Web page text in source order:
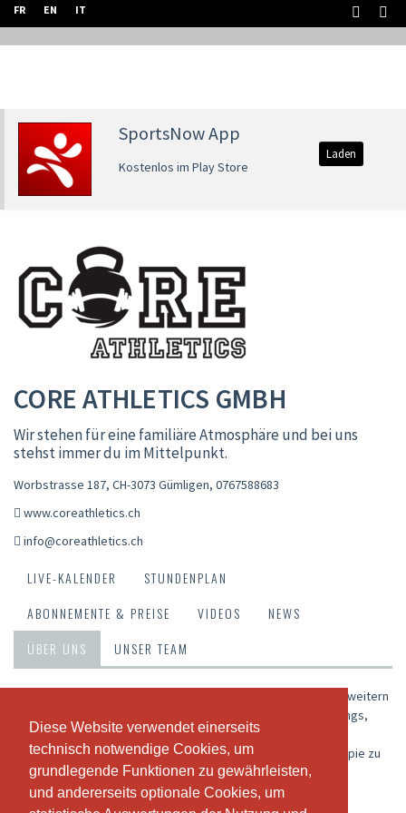
Diese Website verwendet einerseits
technisch notwendige Cookies, um
grundlegende Funktionen zu gewährleisten,
und andererseits optionale Cookies, um
Diese Website verwendet einerseits
technisch notwendige Cookies, um
grundlegende Funktionen zu gewährleisten,
und andererseits optionale Cookies, um
FR EN IT
SportsNow App
Kostenlos im Play Store
Laden
CORE ATHLETICS GMBH
Wir stehen für eine familiäre Atmosphäre und bei uns
stehst immer du im Mittelpunkt.
Worbstrasse 187, CH-3073 Gümligen, 0767588683
www.coreathletics.ch
info@coreathletics.ch
LIVE-KALENDER
STUNDENPLAN
ABONNEMENTE & PREISE
VIDEOS
NEWS
ÜBER UNS
UNSER TEAM
Wir erhalten und fördern deine Gesundheit und Fitness und erweitern
gezielt deine Leistungsfähigkeit. Wir bieten individuelle Trainings,
Trainings für Gruppen in unseren Kursen und Trainings für
Mannschaften an. Unsere Dienstleistungen sind nicht als Therapie zu
verstehen!
Unsere Stärken sind die professionell und spezifisch für dich